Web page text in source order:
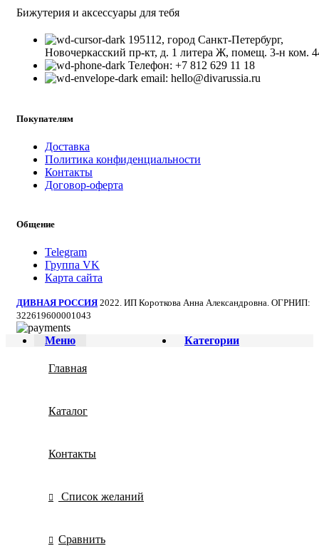
Бижутерия и аксессуары для тебя
195112, город Санкт-Петербург,
Новочеркасский пр-кт, д. 1 литера Ж, помещ. 3-н ком.
Телефон: +7 812 629 11 18
email: hello@divarussia.ru
Покупателям
Доставка
Политика конфиденциальности
Контакты
Договор-оферта
Общение
Telegram
Группа VK
Карта сайта
ДИВНАЯ РОССИЯ 2022. ИП Короткова Анна Александровна. ОГРНИП:
322619600001043
Меню Категории
Главная
Каталог
Контакты
Список желаний
Сравнить